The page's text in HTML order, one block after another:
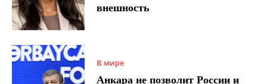
внешность
В мире
Анкара не позволит России и